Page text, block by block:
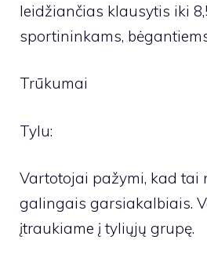
leidžiančias klausytis iki
sportininkams,
Trūkumai
Tylu:
Vartotojai pažymi, kad tai
galingais garsiakalbiais.
įtraukiame į tyliųjų grupę.